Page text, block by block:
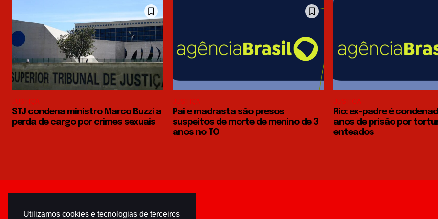
Utilizamos cookies e tecnologias de terceiros
JUSTIÇA
STJ condena ministro Marco Buzzi a
perda de cargo por crimes sexuais
JUSTIÇA
Pai e madrasta são presos
suspeitos de morte de menino de 3
anos no TO
JUSTIÇA
Rio: ex-padre é
anos de prisão por
enteados